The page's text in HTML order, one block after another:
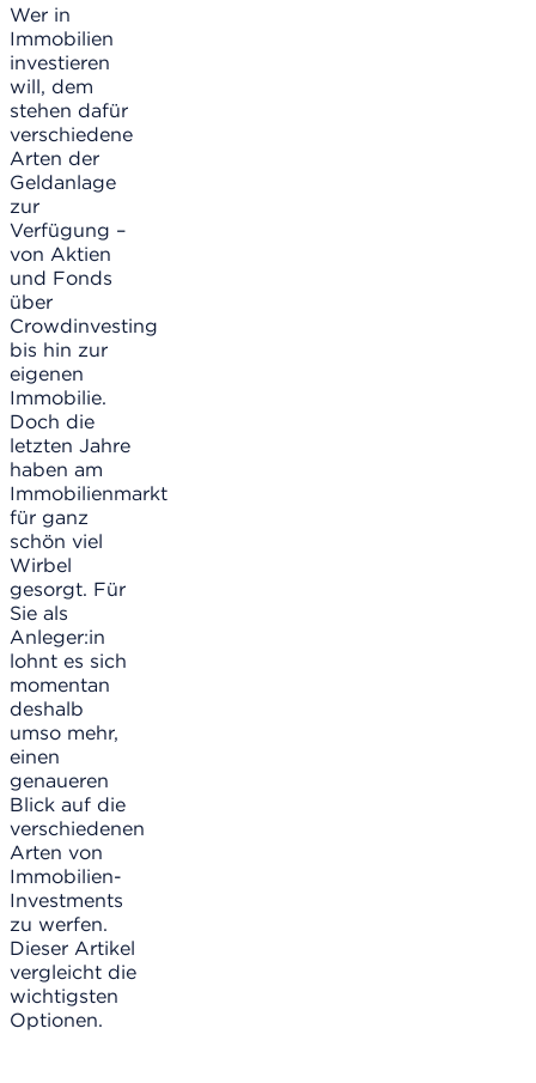
Wer in
Immobilien
investieren
will, dem
stehen dafür
verschiedene
Arten der
Geldanlage
zur
Verfügung –
von Aktien
und Fonds
über
Crowdinvesting
bis hin zur
eigenen
Immobilie.
Doch die
letzten Jahre
haben am
Immobilienmarkt
für ganz
schön viel
Wirbel
gesorgt. Für
Sie als
Anleger:in
lohnt es sich
momentan
deshalb
umso mehr,
einen
genaueren
Blick auf die
verschiedenen
Arten von
Immobilien-
Investments
zu werfen.
Dieser Artikel
vergleicht die
wichtigsten
Optionen.